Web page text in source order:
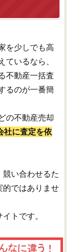
を少しでも高
ているなら、
不動産一括査
るのが一番簡
の不動産売却
社に査定を依
い合わせるた
的ではありませ
トです。